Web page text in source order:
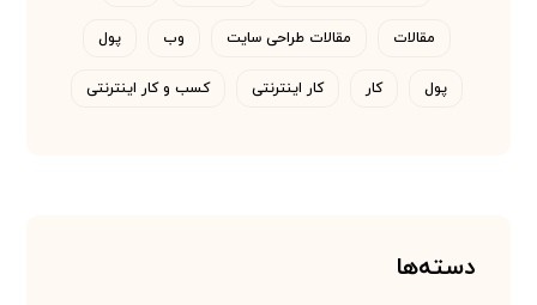
مقالات مقالات طراحی سایت وب پول
پول کار کار اینترنتی کسب و کار اینترنتی
دسته‌ها